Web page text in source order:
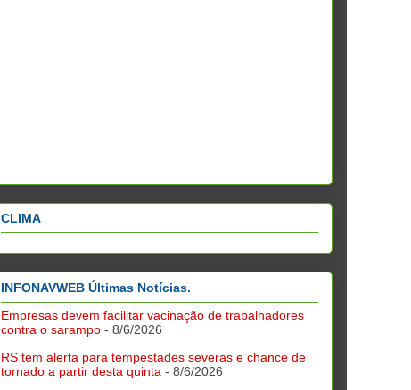
CLIMA
INFONAVWEB Últimas Notícias.
Empresas devem facilitar vacinação de trabalhadores
contra o sarampo - 8/6/2026
RS tem alerta para tempestades severas e chance de
tornado a partir desta quinta - 8/6/2026